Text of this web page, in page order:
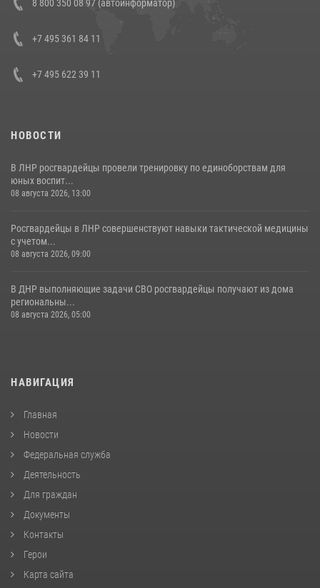
генерала армии Виктора Золотова с заместителем полномочного
представителя Президента Российской Федерации в Северо-
Кавказском федеральном округе Виталием Кузнецовым
8 800 350 08 97 (автоинформатор)
+7 495 361 84 11
+7 495 622 39 11
НОВОСТИ
В ЛНР росгвардейцы провели тренировку по единоборствам для
юных воспит...
08 августа 2026, 13:00
Росгвардейцы в ЛНР совершенствуют навыки тактической медицины
с учетом...
08 августа 2026, 09:00
В ДНР выполняющие задачи СВО росгвардейцы получают из дома
региональны...
08 августа 2026, 05:00
НАВИГАЦИЯ
Главная
Новости
Федеральная служба
Деятельность
Для граждан
Документы
Контакты
Герои
Карта сайта